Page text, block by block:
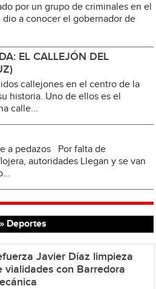
por un grupo de criminales en el
a conocer el gobernador de
EL CALLEJÓN DEL
callejones en el centro de la
historia. Uno de ellos es el
calle...
a pedazos Por falta de
autoridades Llegan y se van
Deportes
Javier Díaz limpieza
vialidades con Barredora